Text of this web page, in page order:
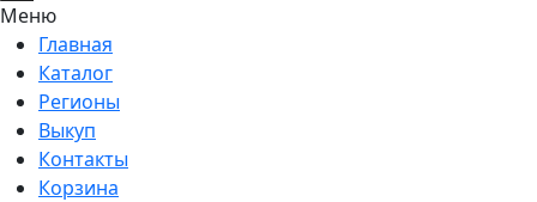
Меню
Главная
Каталог
Регионы
Выкуп
Контакты
Корзина